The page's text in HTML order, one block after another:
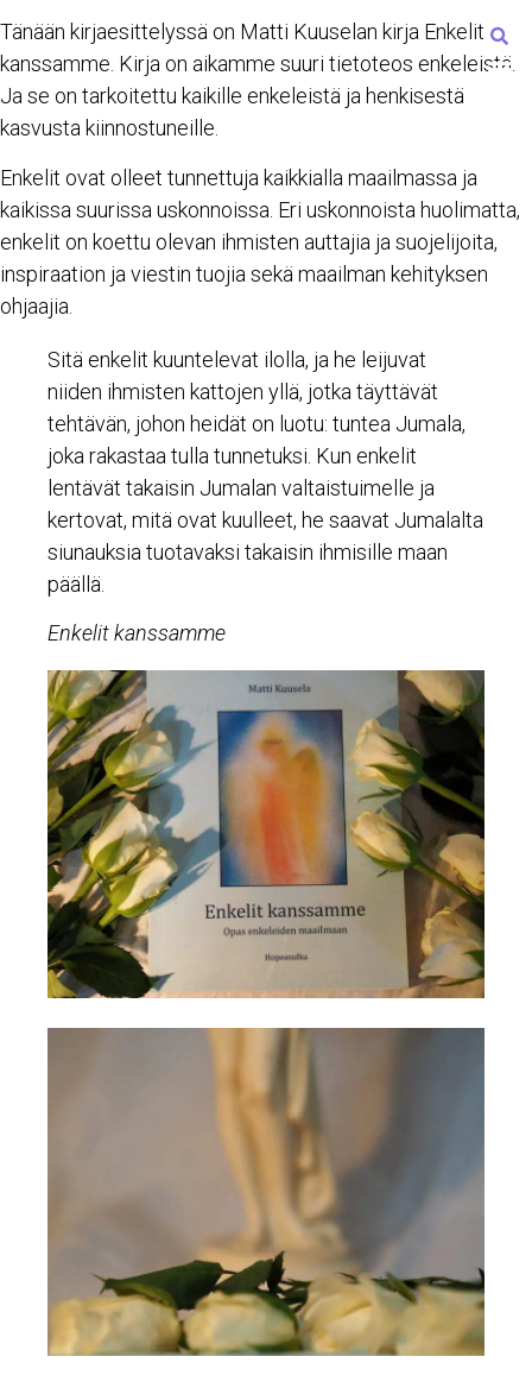
Tänään kirjaesittelyssä on Matti Kuuselan kirja Enkelit
kanssamme. Kirja on aikamme suuri tietoteos enkeleistä.
Ja se on tarkoitettu kaikille enkeleistä ja henkisestä
kasvusta kiinnostuneille.
Enkelit ovat olleet tunnettuja kaikkialla maailmassa ja
kaikissa suurissa uskonnoissa. Eri uskonnoista huolimatta,
enkelit on koettu olevan ihmisten auttajia ja suojelijoita,
inspiraation ja viestin tuojia sekä maailman kehityksen
ohjaajia.
Sitä enkelit kuuntelevat ilolla, ja he leijuvat
niiden ihmisten kattojen yllä, jotka täyttävät
tehtävän, johon heidät on luotu: tuntea Jumala,
joka rakastaa tulla tunnetuksi. Kun enkelit
lentävät takaisin Jumalan valtaistuimelle ja
kertovat, mitä ovat kuulleet, he saavat Jumalalta
siunauksia tuotavaksi takaisin ihmisille maan
päällä.
Enkelit kanssamme